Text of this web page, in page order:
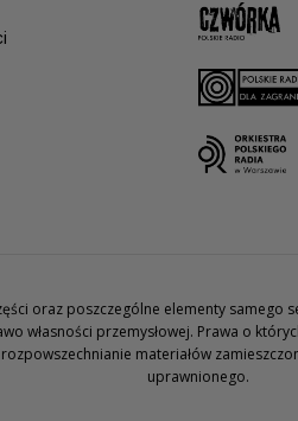
oraz poszczególne elementy
własności przemysłowej. Prawa o
materiałów
uprawnionego.